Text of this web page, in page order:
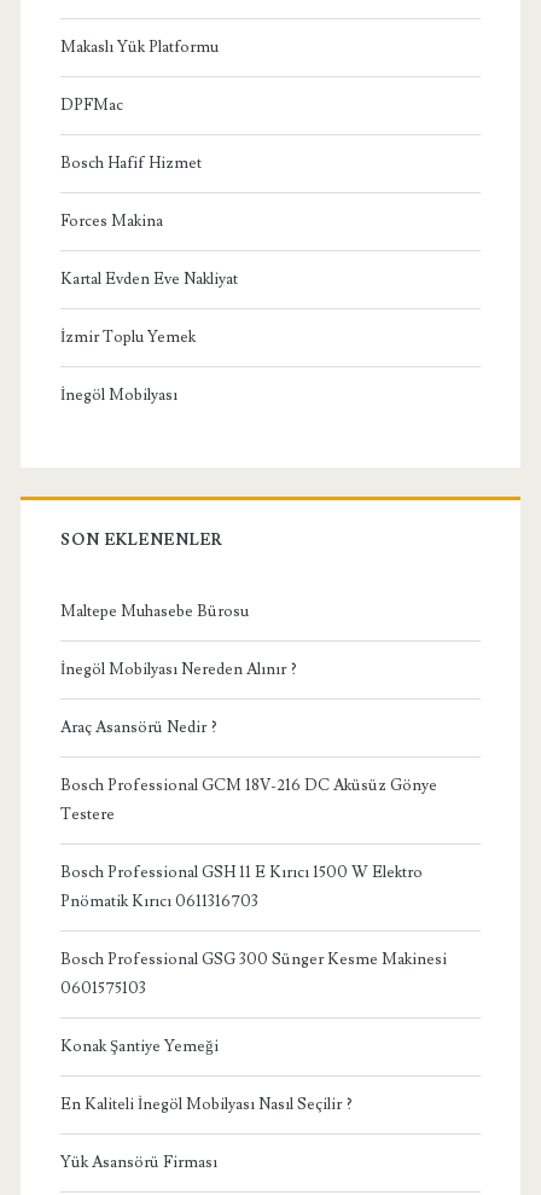
Makaslı Yük Platformu
DPFMac
Bosch Hafif Hizmet
Forces Makina
Kartal Evden Eve Nakliyat
İzmir Toplu Yemek
İnegöl Mobilyası
SON EKLENENLER
Maltepe Muhasebe Bürosu
İnegöl Mobilyası Nereden Alınır ?
Araç Asansörü Nedir ?
Bosch Professional GCM 18V-216 DC Aküsüz Gönye
Testere
Bosch Professional GSH 11 E Kırıcı 1500 W Elektro
Pnömatik Kırıcı 0611316703
Bosch Professional GSG 300 Sünger Kesme Makinesi
0601575103
Konak Şantiye Yemeği
En Kaliteli İnegöl Mobilyası Nasıl Seçilir ?
Yük Asansörü Firması